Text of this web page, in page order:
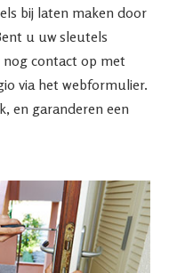
bij laten maken door
u uw sleutels
nog contact op met
via het webformulier.
en garanderen een